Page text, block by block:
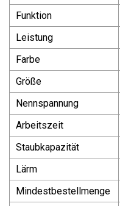
Funktion
Leistung
Farbe
Größe
Nennspannung
Arbeitszeit
Staubkapazität
Lärm
Mindestbestellmenge